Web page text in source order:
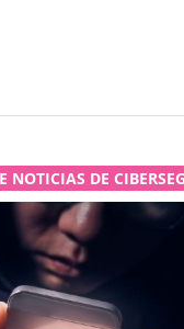
NOTICIAS DE